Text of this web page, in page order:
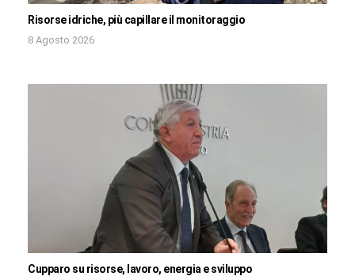
Risorse idriche, più capillare il monitoraggio
8 Agosto 2026
Cupparo su risorse, lavoro, energia e sviluppo